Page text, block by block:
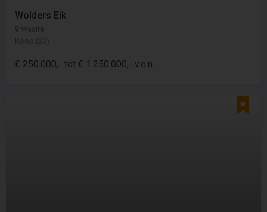
Wolders Eik
Waalre
Koop (23)
€ 250.000,- tot € 1.250.000,- v.o.n.